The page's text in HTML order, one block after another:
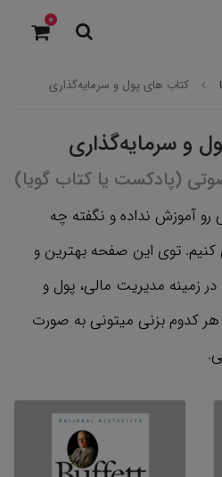
0
کتاب های پول و سرمایه‌گذاری
و سرمایه‌گذاری
(پادکست یا کتاب گویا)
آموزش نداده و نگفته چه
کنیم. توی این صفحه بهترین و
زمینه مدیریت مالی، پول و
هر کدوم بزنی میتونی به صورت